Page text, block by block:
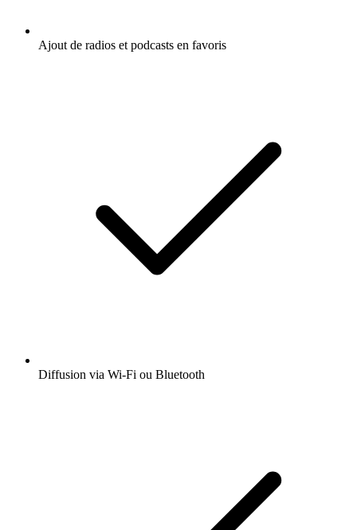
Ajout de radios et podcasts en favoris
Diffusion via Wi-Fi ou Bluetooth